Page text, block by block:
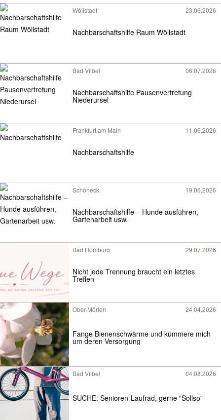
Wöllstadt 23.06.2026
Nachbarschaftshilfe Raum Wöllstadt
Bad Vilbel 06.07.2026
Nachbarschaftshilfe Pausenvertretung
Niederursel
Frankfurt am Main 11.06.2026
Nachbarschaftshilfe
Schöneck 19.06.2026
Nachbarschaftshilfe – Hunde ausführen,
Gartenarbeit usw.
Bad Homburg 29.07.2026
Nicht jede Trennung braucht ein letztes
Treffen
Ober-Mörlen 24.04.2026
Fange Bienenschwärme und kümmere mich
um deren Versorgung
Bad Vilbel 04.08.2026
SUCHE: Senioren-Laufrad, gerne "Sollso"